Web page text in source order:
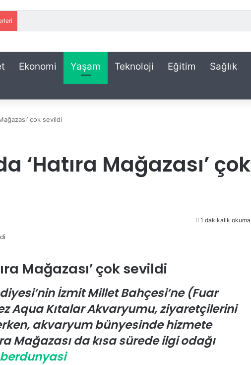
Ekonomi Yaşam Teknoloji Eğitim Sağlık
çok sevildi
‘Hatıra Mağazası’ çok
1 dakikalık okuma
Mağazası’ çok sevildi
İzmit Millet Bahçesi’ne (Fuar
Aqua Kıtalar Akvaryumu, ziyaretçilerini
akvaryum bünyesinde hizmete
Mağazası da kısa sürede ilgi odağı